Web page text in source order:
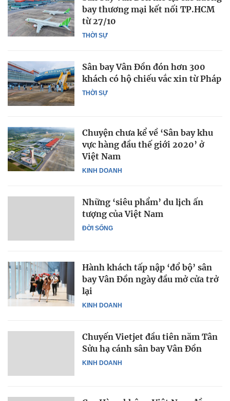
THỜI SỰ
bay thương mại kết nối TP.HCM
từ 27/10
THỜI SỰ
Sân bay Vân Đồn đón hơn 300
khách có hộ chiếu vắc xin từ Pháp
KINH DOANH
Chuyện chưa kể về ‘Sân bay khu
vực hàng đầu thế giới 2020’ ở
Việt Nam
ĐỜI SỐNG
Những ‘siêu phẩm’ du lịch ấn
tượng của Việt Nam
KINH DOANH
Hành khách tấp nập ‘đổ bộ’ sân
bay Vân Đồn ngày đầu mở cửa trở
lại
KINH DOANH
Chuyến Vietjet đầu tiên năm Tân
Sửu hạ cánh sân bay Vân Đồn